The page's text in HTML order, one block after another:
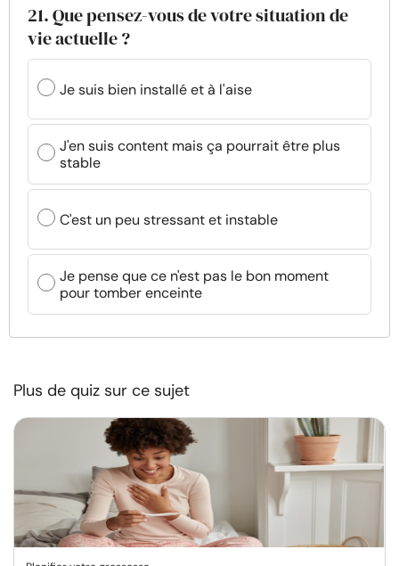
21. Que pensez-vous de votre situation de
vie actuelle ?
Je suis bien installé et à l'aise
J'en suis content mais ça pourrait être plus
stable
C'est un peu stressant et instable
Je pense que ce n'est pas le bon moment
pour tomber enceinte
Plus de quiz sur ce sujet